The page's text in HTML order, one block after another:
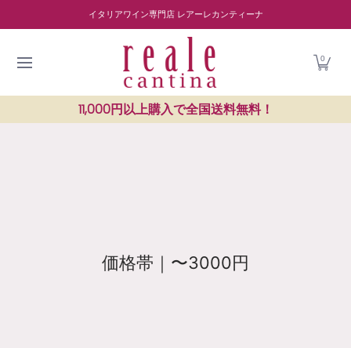
Skip to Main Content ワイナリー紹介 読み物 レストラン紹介
イタリアワイン専門店 レアーレカンティーナ
0
11,000円以上購入で全国送料無料！
価格帯｜〜3000円